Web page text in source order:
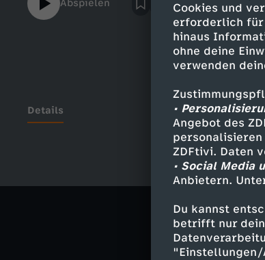
Cookies und
erforderlich für
hinaus
ohne deine
verwenden
•
Angebot des
personalisieren
ZDFtivi. Daten
• Social Media
Anbietern.
Du kannst
betrifft nur
"Einstellungen/
ICE?Wir müssen dringen über
geostrategische Schauplatz der
die Zukunft Europas entscheiden
die Grönländer von diesem
Abspielen
Details
Der